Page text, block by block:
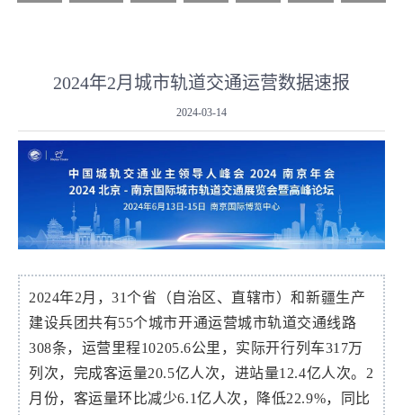
2024年2月城市轨道交通运营数据速报
2024-03-14
2024年2月，31个省（自治区、直辖市）和新疆生产
建设兵团共有55个城市开通运营城市轨道交通线路
308条，运营里程10205.6公里，实际开行列车317万
列次，完成客运量20.5亿人次，进站量12.4亿人次。2
月份，客运量环比减少6.1亿人次，降低22.9%，同比